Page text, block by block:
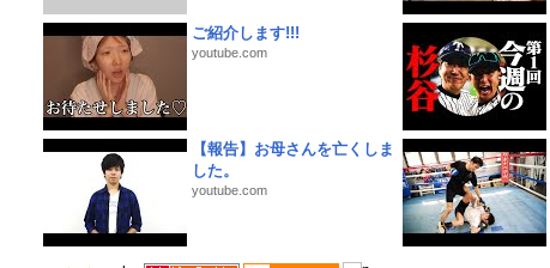
ご紹介します!!!
youtube.com
【報告】お母さんを亡くしま
した。
youtube.com